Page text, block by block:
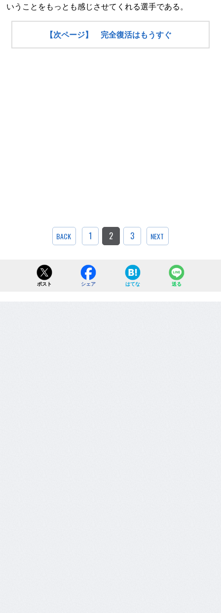
いうことをもっとも感じさせてくれる選手である。
【次ページ】 完全復活はもうすぐ
BACK 1 2 3 NEXT
ポスト シェア はてな 送る